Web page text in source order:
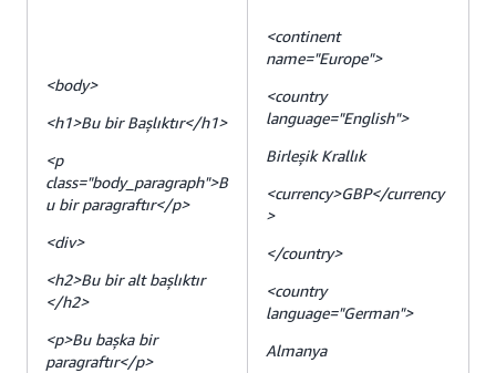
<body>
<h1>Bu bir Başlıktır</h1>
<p
class="body_paragraph">B
u bir paragraftır</p>
<div>
<h2>Bu bir alt başlıktır
</h2>
<p>Bu başka bir
paragraftır</p>
<continent
name="Europe">
<country
language="English">
Birleşik Krallık
<currency>GBP</currency
>
</country>
<country
language="German">
Almanya